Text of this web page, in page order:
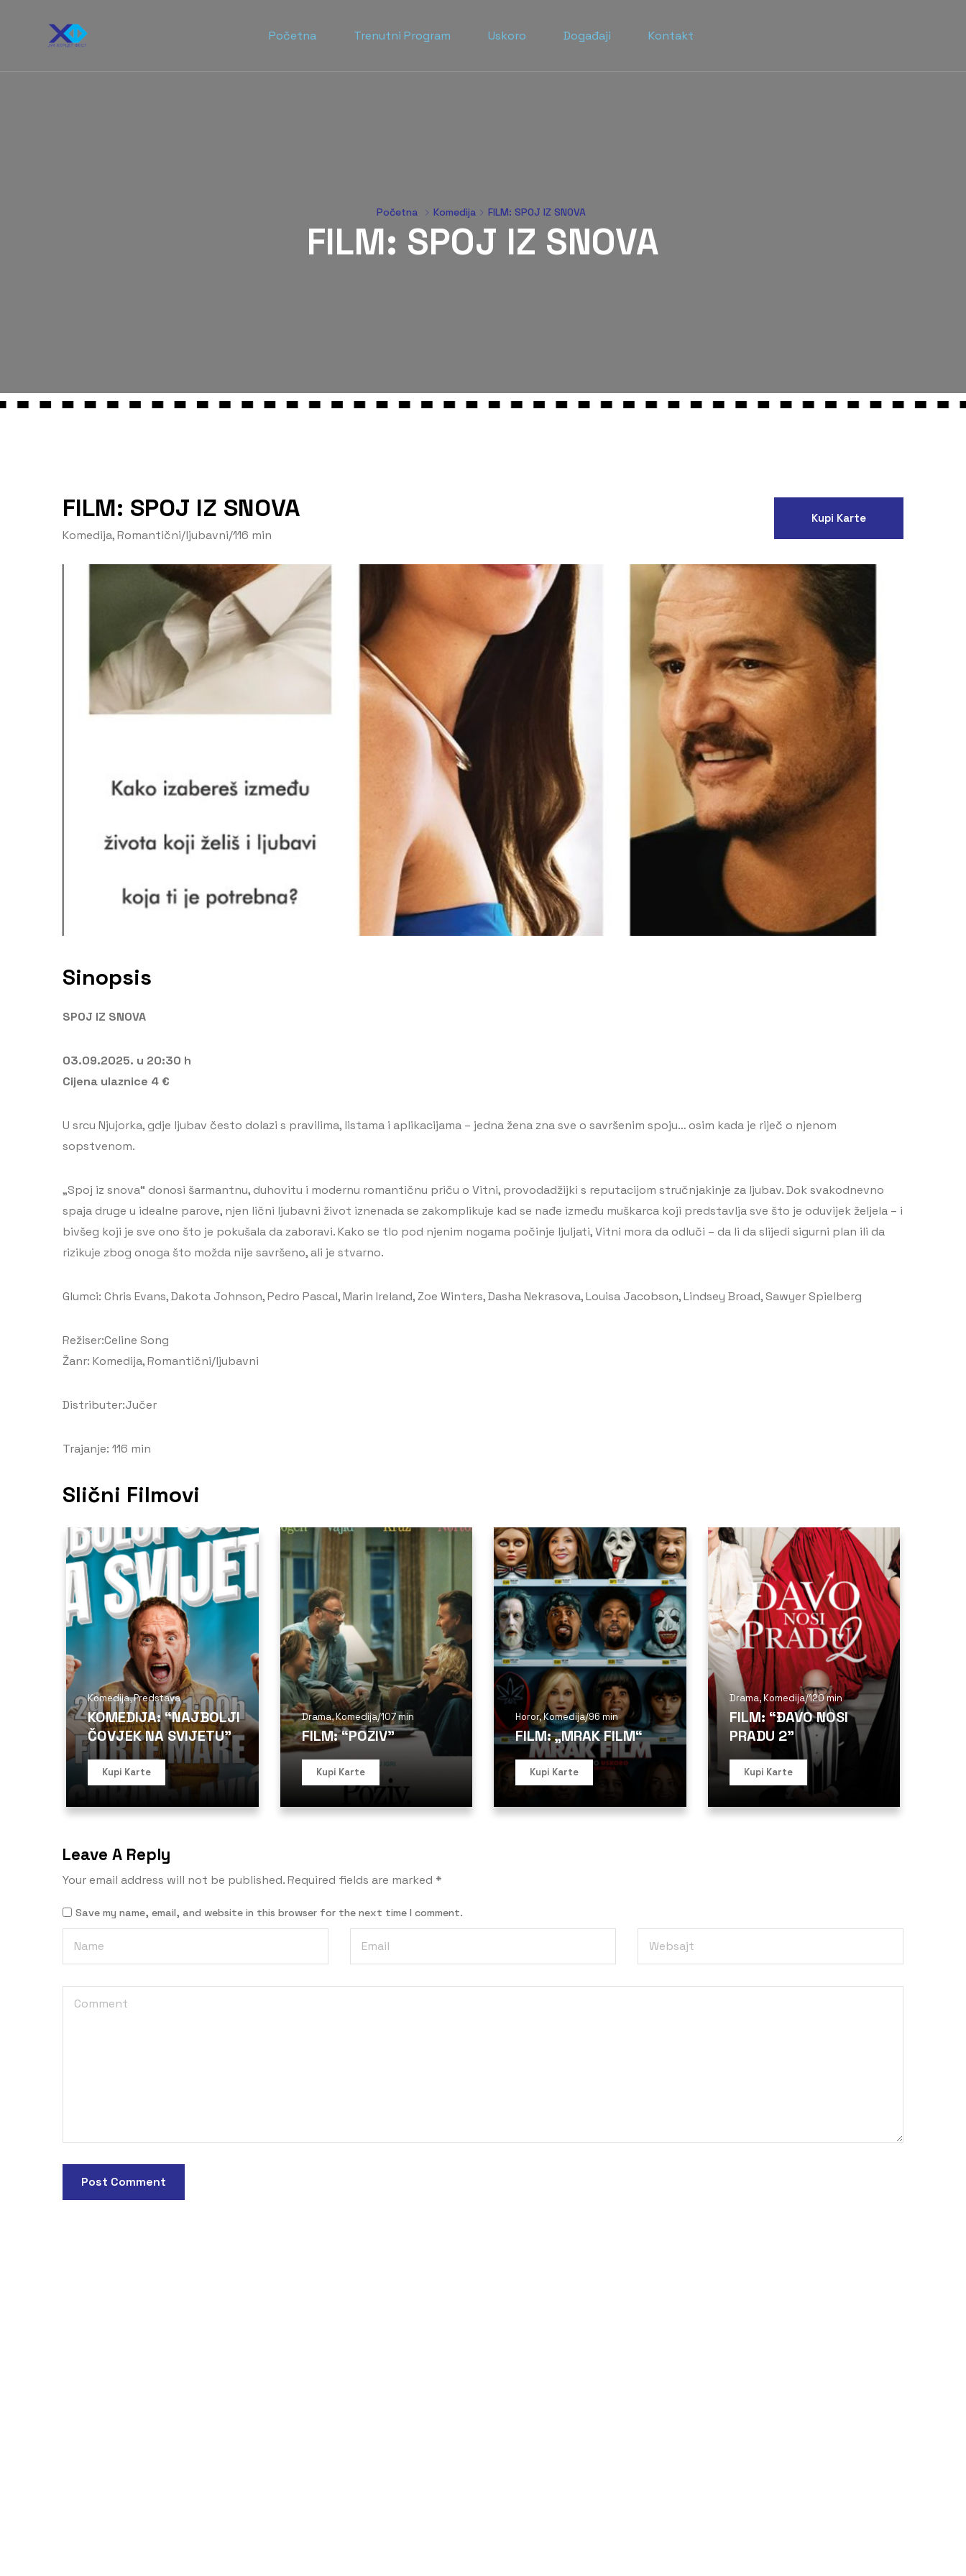
Početna Trenutni Program Uskoro Događaji Kontakt
Početna Komedija FILM: SPOJ IZ SNOVA
FILM: SPOJ IZ SNOVA
FILM: SPOJ IZ SNOVA
Komedija,Romantični/ljubavni/116 min
Kupi Karte
Sinopsis
SPOJ IZ SNOVA
03.09.2025. u 20:30 h
Cijena ulaznice 4 €
U srcu Njujorka, gdje ljubav često dolazi s pravilima, listama i aplikacijama – jedna žena zna sve o savršenim spoju… osim kada je riječ o njenom
sopstvenom.
„Spoj iz snova“ donosi šarmantnu, duhovitu i modernu romantičnu priču o Vitni, provodadžijki s reputacijom stručnjakinje za ljubav. Dok svakodnevno
spaja druge u idealne parove, njen lični ljubavni život iznenada se zakomplikuje kad se nađe između muškarca koji predstavlja sve što je oduvijek željela – i
bivšeg koji je sve ono što je pokušala da zaboravi. Kako se tlo pod njenim nogama počinje ljuljati, Vitni mora da odluči – da li da slijedi sigurni plan ili da
rizikuje zbog onoga što možda nije savršeno, ali je stvarno.
Glumci: Chris Evans, Dakota Johnson, Pedro Pascal, Marin Ireland, Zoe Winters, Dasha Nekrasova, Louisa Jacobson, Lindsey Broad, Sawyer Spielberg
Režiser:Celine Song
Žanr: Komedija, Romantični/ljubavni
Distributer:Jučer
Trajanje: 116 min
Slični Filmovi
Komedija,Predstava
KOMEDIJA: “NAJBOLJI
ČOVJEK NA SVIJETU”
Kupi Karte
Drama,Komedija/107 min
FILM: “POZIV”
Kupi Karte
Horor,Komedija/96 min
FILM: „MRAK FILM“
Kupi Karte
Drama,Komedija/120 min
FILM: “ĐAVO NOSI
PRADU 2”
Kupi Karte
Leave A Reply
Your email address will not be published.Required fields are marked *
Save my name, email, and website in this browser for the next time I comment.